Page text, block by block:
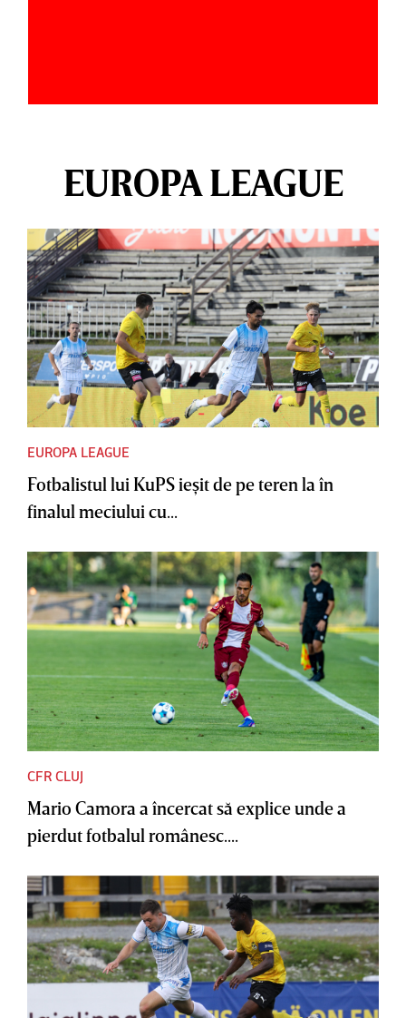
EUROPA LEAGUE
EUROPA LEAGUE
Fotbalistul lui KuPS ieşit de pe teren la în
finalul meciului cu...
CFR CLUJ
Mario Camora a încercat să explice unde a
pierdut fotbalul românesc....